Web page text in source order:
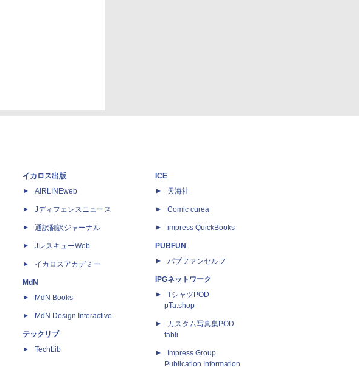
イカロス出版
AIRLINEweb
Jディフェンスニュース
通訳翻訳ジャーナル
JレスキューWeb
イカロスアカデミー
MdN
MdN Books
MdN Design Interactive
テックリブ
TechLib
ICE
天海社
Comic curea
impress QuickBooks
PUBFUN
パブファンセルフ
IPGネットワーク
TシャツPOD
pTa.shop
カスタム写真集POD
fabli
Impress Group
Publication Information